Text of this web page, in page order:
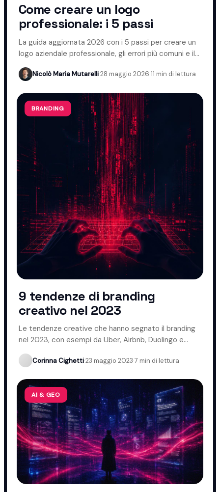
Come creare un logo
professionale: i 5 passi
La guida aggiornata 2026 con i 5 passi per creare un
logo aziendale professionale, gli errori più comuni e il
Nicolò Maria Mutarelli·28 maggio 2026·11 min di lettura
BRANDING
9 tendenze di branding
creativo nel 2023
Le tendenze creative che hanno segnato il branding
nel 2023, con esempi da Uber, Airbnb, Duolingo e
Coca-Cola.
Corinna Cighetti·23 maggio 2023·7 min di lettura
AI & GEO